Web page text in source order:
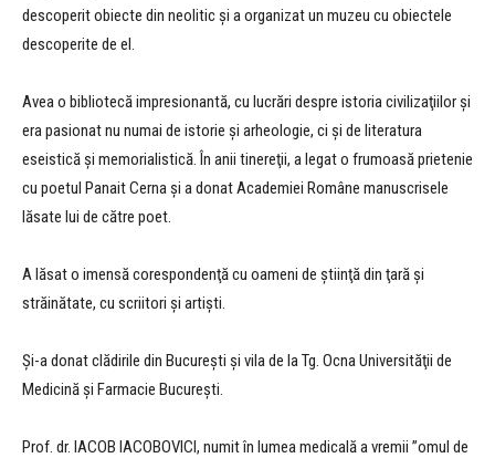
descoperit obiecte din neolitic şi a organizat un muzeu cu obiectele
descoperite de el.
Avea o bibliotecă impresionantă, cu lucrări despre istoria civilizaţiilor și
era pasionat nu numai de istorie şi arheologie, ci şi de literatura
eseistică şi memorialistică. În anii tinereţii, a legat o frumoasă prietenie
cu poetul Panait Cerna şi a donat Academiei Române manuscrisele
lăsate lui de către poet.
A lăsat o imensă corespondenţă cu oameni de ştiinţă din ţară şi
străinătate, cu scriitori şi artişti.
Şi-a donat clădirile din Bucureşti şi vila de la Tg. Ocna Universităţii de
Medicină şi Farmacie Bucureşti.
Prof. dr. IACOB IACOBOVICI, numit în lumea medicală a vremii ”omul de